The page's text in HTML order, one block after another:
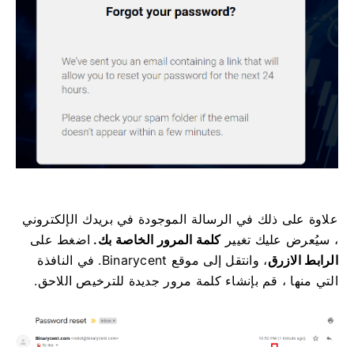
علاوة على ذلك في الرسالة الموجودة في بريدك الإلكتروني
، سيُعرض عليك تغييركلمة المرور الخاصة بك. اضغط على
الرابط الازرق، وانتقل إلى موقع Binarycent.
في النافذة
التي منها ، قم بإنشاء كلمة مرور جديدة للترخيص اللاحق.